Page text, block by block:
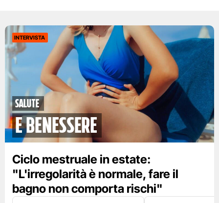
INTERVISTA
Salute
e benessere
Ciclo mestruale in estate:
"L'irregolarità è normale, fare il
bagno non comporta rischi"